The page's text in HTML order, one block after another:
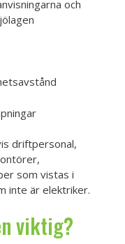
och
driftpersonal,
som vistas i
inte är elektriker.
viktig?